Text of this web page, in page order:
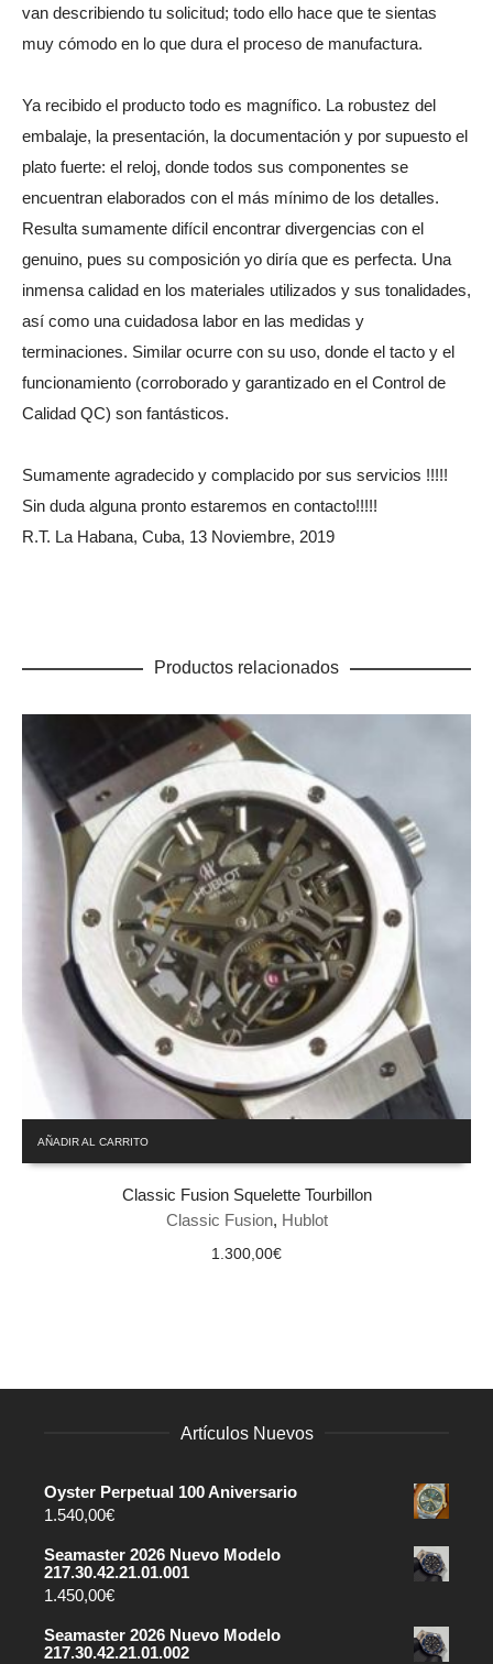
van describiendo tu solicitud; todo ello hace que te sientas
muy cómodo en lo que dura el proceso de manufactura.
Ya recibido el producto todo es magnífico. La robustez del
embalaje, la presentación, la documentación y por supuesto el
plato fuerte: el reloj, donde todos sus componentes se
encuentran elaborados con el más mínimo de los detalles.
Resulta sumamente difícil encontrar divergencias con el
genuino, pues su composición yo diría que es perfecta. Una
inmensa calidad en los materiales utilizados y sus tonalidades,
así como una cuidadosa labor en las medidas y
terminaciones. Similar ocurre con su uso, donde el tacto y el
funcionamiento (corroborado y garantizado en el Control de
Calidad QC) son fantásticos.
Sumamente agradecido y complacido por sus servicios !!!!!
Sin duda alguna pronto estaremos en contacto!!!!!
R.T. La Habana, Cuba, 13 Noviembre, 2019
Productos relacionados
AÑADIR AL CARRITO
Classic Fusion Squelette Tourbillon
Classic Fusion, Hublot
1.300,00€
Artículos Nuevos
Oyster Perpetual 100 Aniversario
1.540,00€
Seamaster 2026 Nuevo Modelo
217.30.42.21.01.001
1.450,00€
Seamaster 2026 Nuevo Modelo
217.30.42.21.01.002